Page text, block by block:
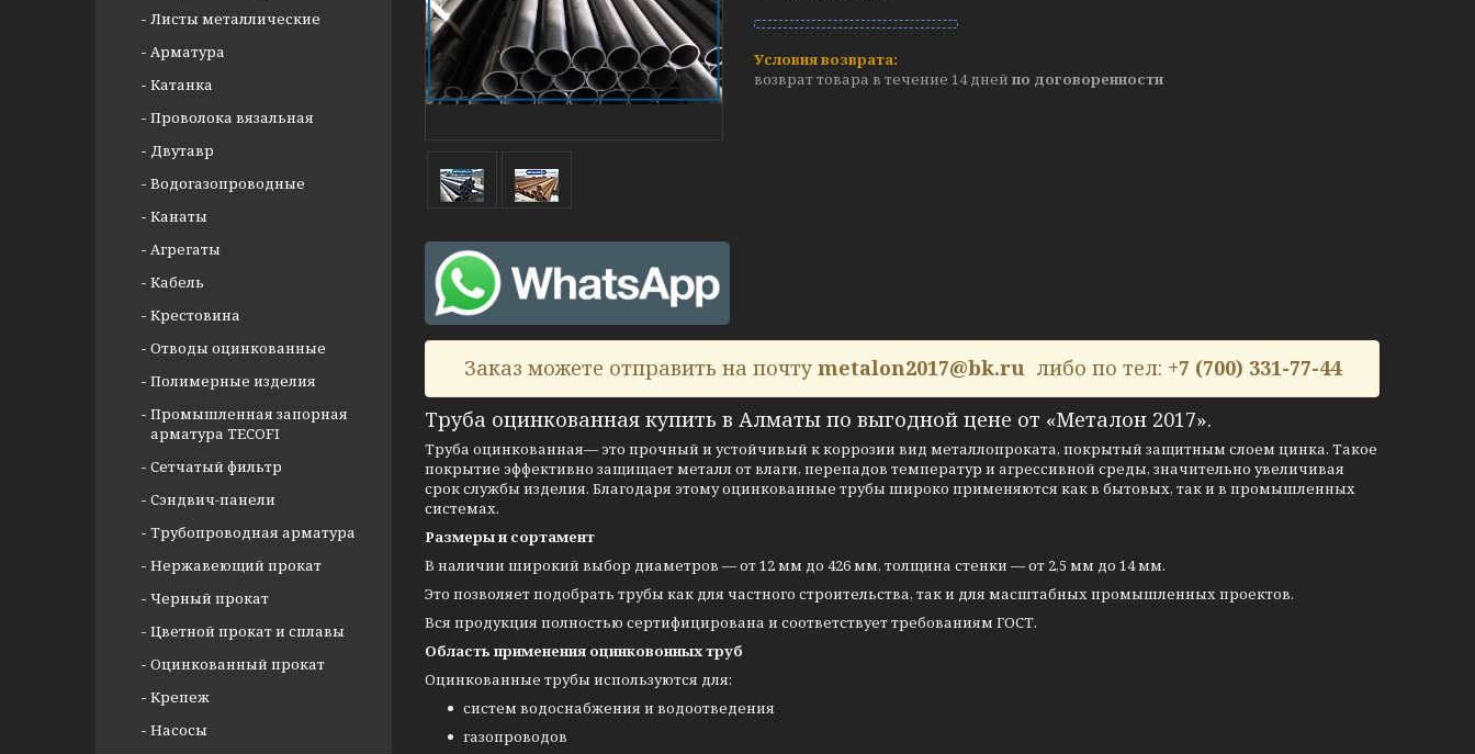
возврат товара в течение 14 дней по договоренности
Заказ можете отправить на почту metalon2017@bk.ruлибо по тел: +7 (700) 331-77-44
Труба оцинкованная купить в Алматы по выгодной цене от «Металон 2017».
Труба оцинкованная— это прочный и устойчивый к коррозии вид металлопроката, покрытый защитным слоем цинка. Такое
покрытие эффективно защищает металл от влаги, перепадов температур и агрессивной среды, значительно увеличивая
срок службы изделия. Благодаря этому оцинкованные трубы широко применяются как в бытовых, так и в промышленных
системах.
Размеры и сортамент
В наличии широкий выбор диаметров — от 12 мм до 426 мм, толщина стенки — от 2,5 мм до 14 мм.
Это позволяет подобрать трубы как для частного строительства, так и для масштабных промышленных проектов.
Вся продукция полностью сертифицирована и соответствует требованиям ГОСТ.
Область применения оцинковонных труб
Оцинкованные трубы используются для:
систем водоснабжения и водоотведения
газопроводов
Листы металлические
Арматура
Катанка
Проволока вязальная
Двутавр
Водогазопроводные
Канаты
Агрегаты
Кабель
Крестовина
Отводы оцинкованные
Полимерные изделия
Промышленная запорная
арматура TECOFI
Сетчатый фильтр
Сэндвич-панели
Трубопроводная арматура
Нержавеющий прокат
Черный прокат
Цветной прокат и сплавы
Оцинкованный прокат
Крепеж
Насосы